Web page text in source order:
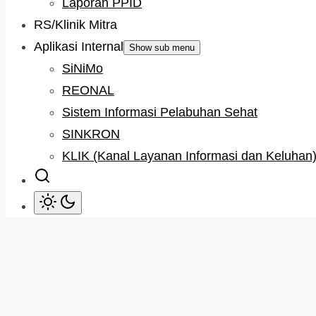
Laporan PPID
RS/Klinik Mitra
Aplikasi Internal
Show sub menu
SiNiMo
REONAL
Sistem Informasi Pelabuhan Sehat
SINKRON
KLIK (Kanal Layanan Informasi dan Keluhan)